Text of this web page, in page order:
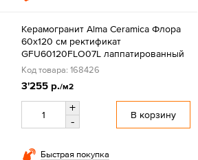
Керамогранит Alma Ceramica Флора
60x120 см ректификат
GFU60120FLO07L лаппатированный
Код товара: 168426
3'255 р./м2
+
-
В корзину
Быстрая покупка